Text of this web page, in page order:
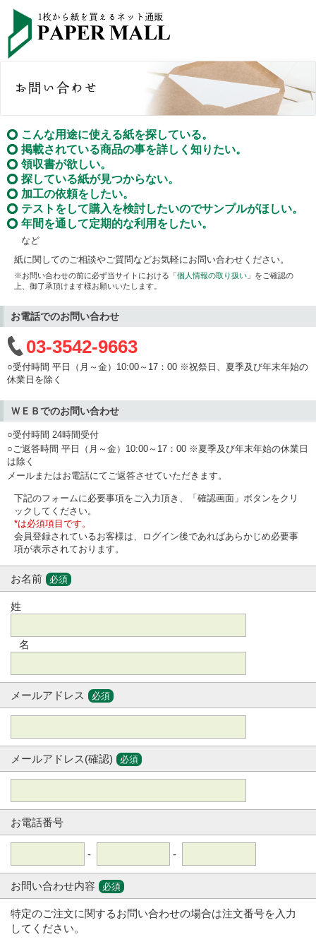
こんな用途に使える紙を探している。
掲載されている商品の事を詳しく知りたい。
領収書が欲しい。
探している紙が見つからない。
加工の依頼をしたい。
テストをして購入を検討したいのでサンプルがほしい。
年間を通して定期的な利用をしたい。
など
紙に関してのご相談やご質問などお気軽にお問い合わせください。
※お問い合わせの前に必ず当サイトにおける「個人情報の取り扱い 」をご確認の
上、御了承頂けます様お願いいたします。
お電話でのお問い合わせ
03-3542-9663
○受付時間 平日（月～金）10:00～17：00 ※祝祭日、夏季及び年末年始の
休業日を除く
ＷＥＢでのお問い合わせ
○受付時間 24時間受付
○ご返答時間 平日（月～金）10:00～17：00 ※夏季及び年末年始の休業日
は除く
メールまたはお電話にてご返答させていただきます。
下記のフォームに必要事項をご入力頂き、「確認画面」ボタンをクリ
ックしてください。
*は必須項目です。
会員登録されているお客様は、ログイン後であればあらかじめ必要事
項が表示されております。
お名前 必須
姓
名
メールアドレス 必須
メールアドレス(確認) 必須
お電話番号
- -
お問い合わせ内容 必須
特定のご注文に関するお問い合わせの場合は注文番号を入力
してください。